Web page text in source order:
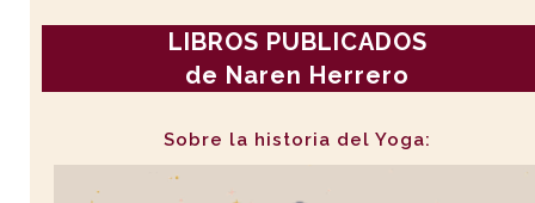
LIBROS PUBLICADOS
de Naren Herrero
Sobre la historia del Yoga: